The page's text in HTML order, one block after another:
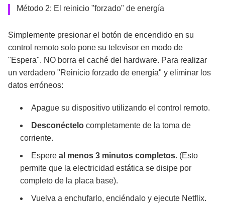
Método 2: El reinicio "forzado" de energía
Simplemente presionar el botón de encendido en su
control remoto solo pone su televisor en modo de
"Espera". NO borra el caché del hardware. Para realizar
un verdadero "Reinicio forzado de energía" y eliminar los
datos erróneos:
Apague su dispositivo utilizando el control remoto.
Desconéctelo completamente de la toma de
corriente.
Espere al menos 3 minutos completos. (Esto
permite que la electricidad estática se disipe por
completo de la placa base).
Vuelva a enchufarlo, enciéndalo y ejecute Netflix.